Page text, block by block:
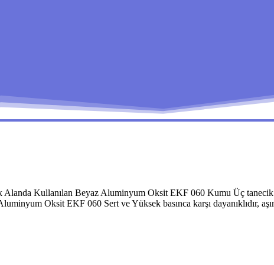
Kullanılan Beyaz Aluminyum Oksit EKF 060 Kumu Üç tanecik
Oksit EKF 060 Sert ve Yüksek basınca karşı dayanıklıdır,